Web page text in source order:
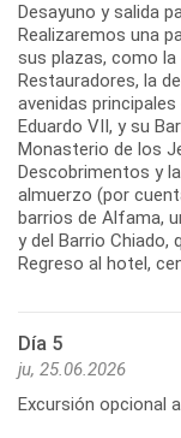
Desayuno y salida
Realizaremos una
sus plazas, como la
Restauradores, la
avenidas
Eduardo VII, y su
Monasterio de los
Descobrimentos y
almuerzo (por
barrios de Alfama,
y del Barrio Chiado,
Día 5
ju, 25.06.2026
Excursión opcional